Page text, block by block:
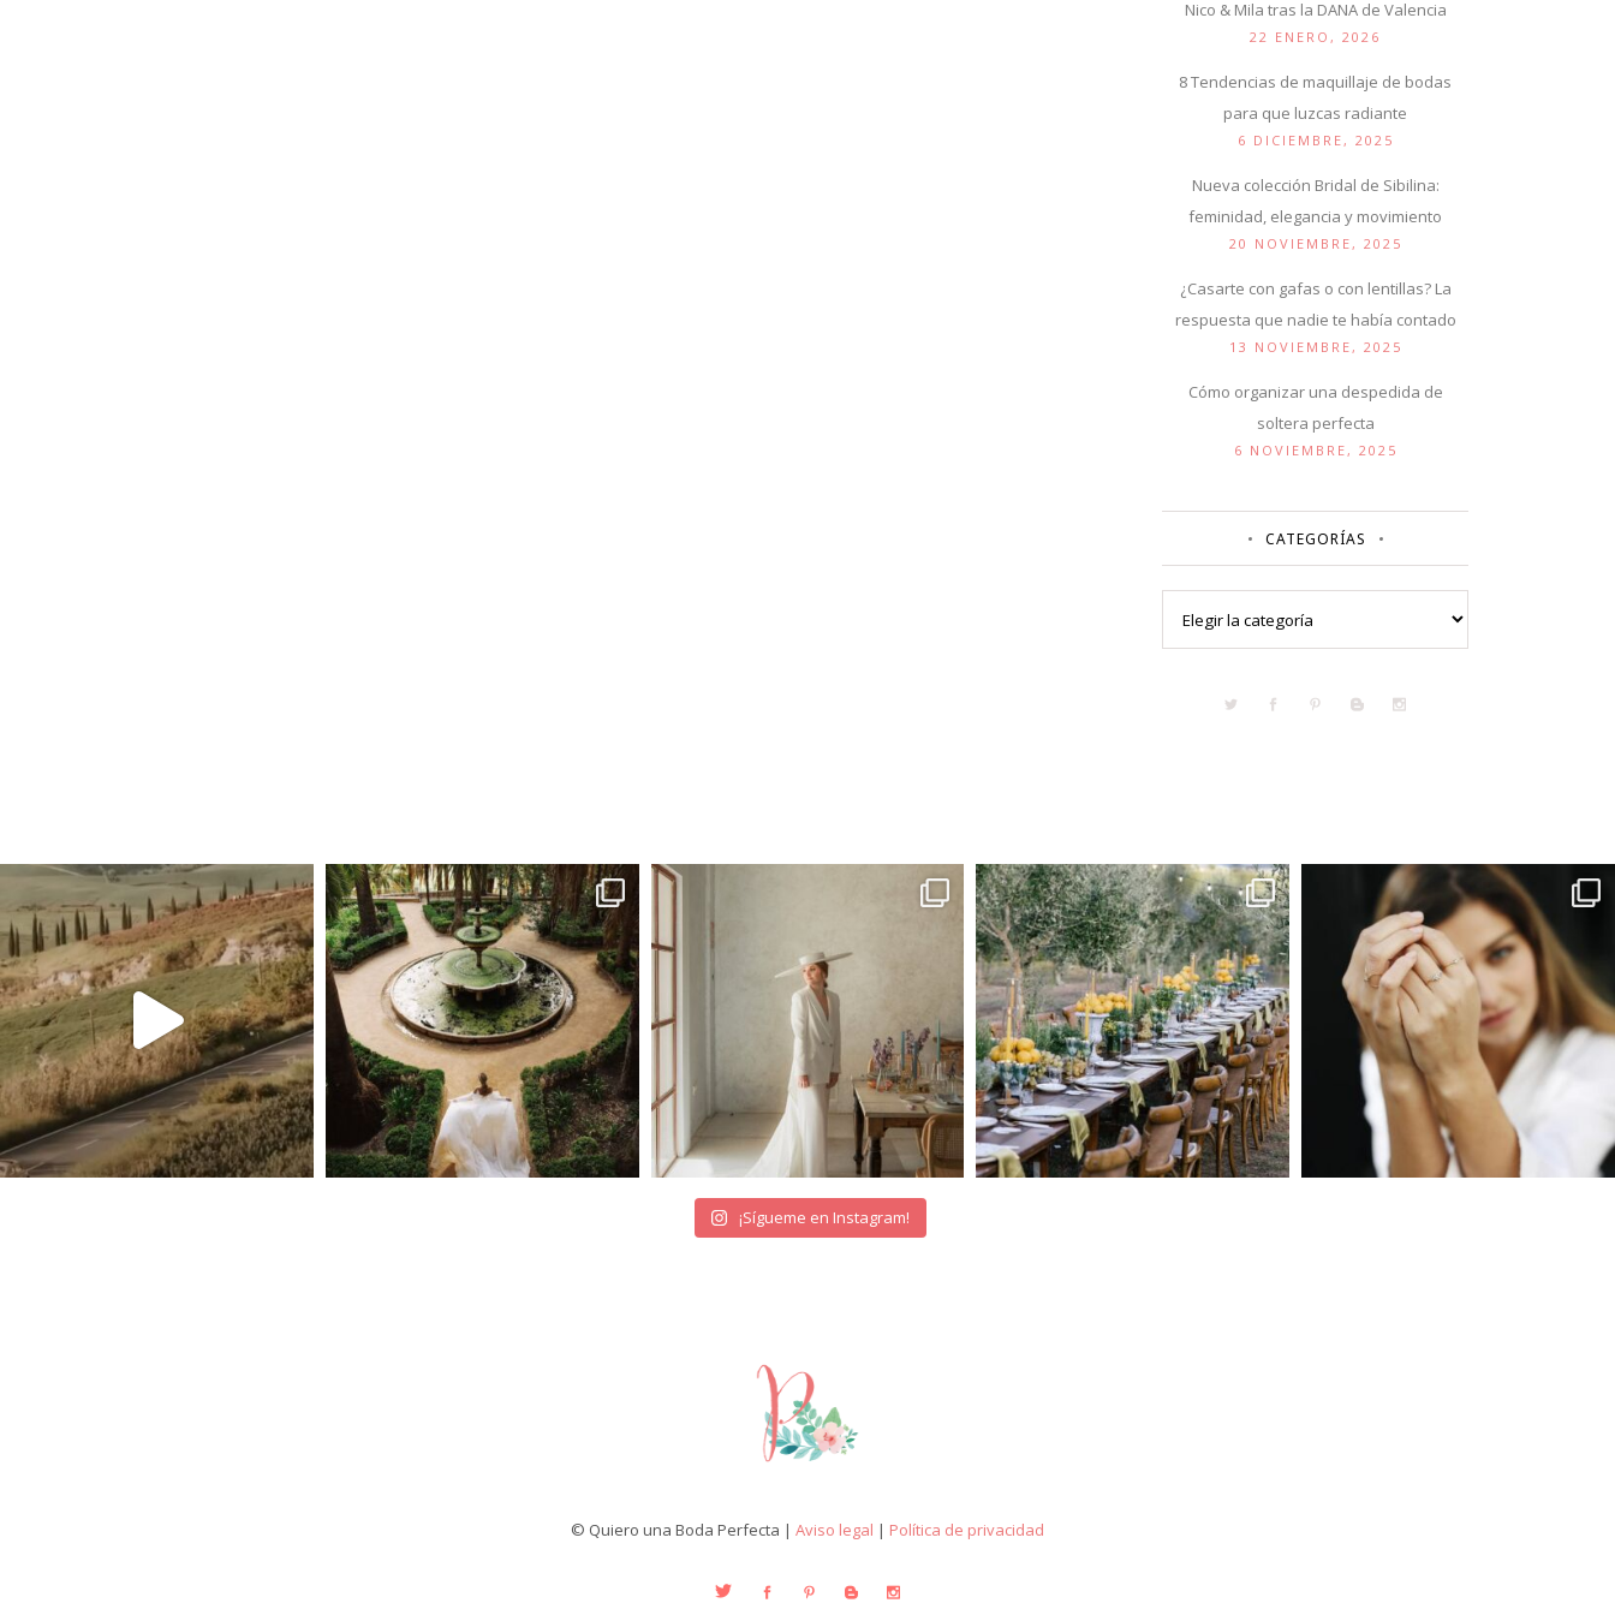
Nico & Mila tras la DANA de Valencia
22 ENERO, 2026
8 Tendencias de maquillaje de bodas
para que luzcas radiante
6 DICIEMBRE, 2025
Nueva colección Bridal de Sibilina:
feminidad, elegancia y movimiento
20 NOVIEMBRE, 2025
¿Casarte con gafas o con lentillas? La
respuesta que nadie te había contado
13 NOVIEMBRE, 2025
Cómo organizar una despedida de
soltera perfecta
6 NOVIEMBRE, 2025
CATEGORÍAS
¡Sígueme en Instagram!
© Quiero una Boda Perfecta | Aviso legal | Política de privacidad